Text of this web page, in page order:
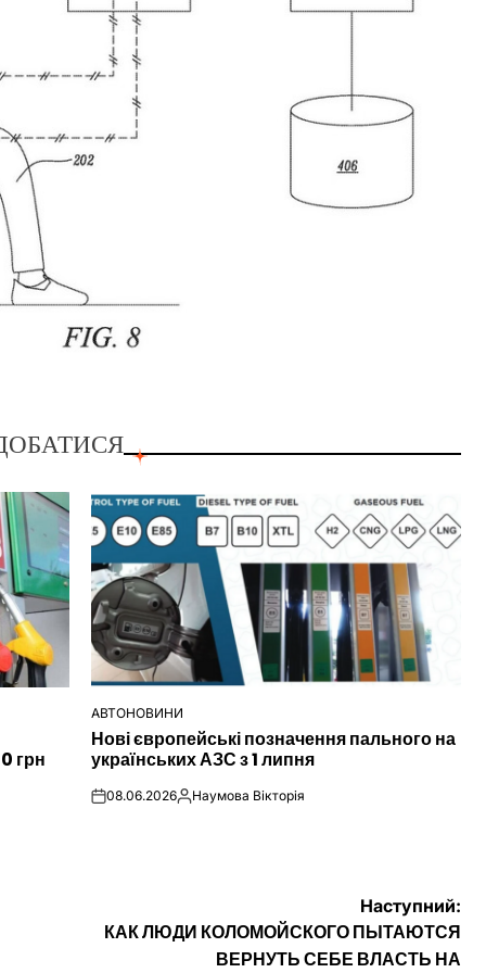
грн
ОПУБЛІКУВАТИ
У
АВТОНОВИНИ
Нові європейські позначення пального на
українських АЗС з 1 липня
on08.06.2026Опубліковано
Наумова Вікторія
Наступний:
КАК ЛЮДИ КОЛОМОЙСКОГО ПЫТАЮТСЯ
ВЕРНУТЬ СЕБЕ ВЛАСТЬ НА